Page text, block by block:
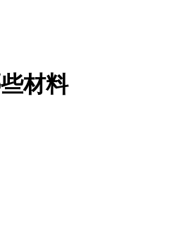
材料